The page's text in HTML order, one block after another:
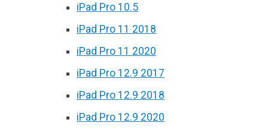
iPad Pro 10.5
iPad Pro 11 2018
iPad Pro 11 2020
iPad Pro 12.9 2017
iPad Pro 12.9 2018
iPad Pro 12.9 2020